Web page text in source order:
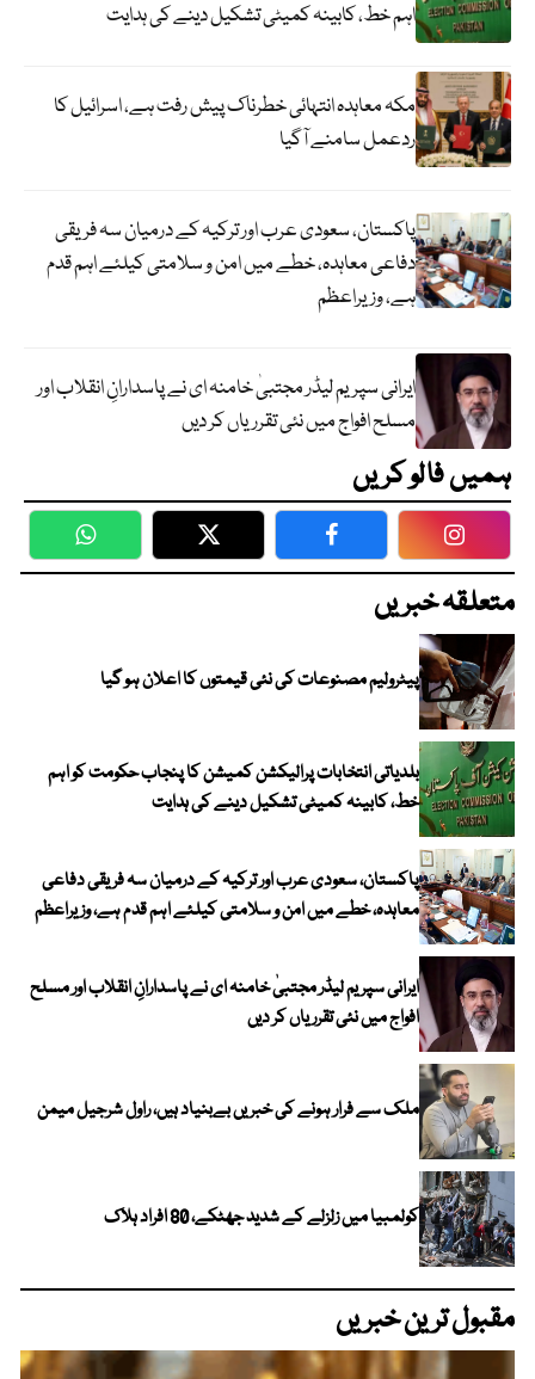
اہم خط، کابینہ کمیٹی تشکیل دینے کی ہدایت
مکہ معاہدہ انتہائی خطرناک پیش رفت ہے، اسرائیل کا
ردعمل سامنے آگیا
پاکستان، سعودی عرب اور ترکیہ کے درمیان سہ فریقی
دفاعی معاہدہ، خطے میں امن و سلامتی کیلئے اہم قدم
ہے، وزیراعظم
ایرانی سپریم لیڈر مجتبیٰ خامنہ ای نے پاسدارانِ انقلاب اور
مسلح افواج میں نئی تقرریاں کر دیں
ہمیں فالو کریں
WhatsApp Twitter Facebook
متعلقہ خبریں
پیٹرولیم مصنوعات کی نئی قیمتوں کا اعلان ہو گیا
بلدیاتی انتخابات پرالیکشن کمیشن کا پنجاب حکومت کو اہم
خط، کابینہ کمیٹی تشکیل دینے کی ہدایت
پاکستان، سعودی عرب اور ترکیہ کے درمیان سہ فریقی دفاعی
معاہدہ، خطے میں امن و سلامتی کیلئے اہم قدم ہے، وزیراعظم
ایرانی سپریم لیڈر مجتبیٰ خامنہ ای نے پاسدارانِ انقلاب اور مسلح
افواج میں نئی تقرریاں کر دیں
ملک سے فرار ہونے کی خبریں بےبنیاد ہیں، راول شرجیل میمن
کولمبیا میں زلزلے کے شدید جھٹکے، 80 افراد ہلاک
مقبول ترین خبریں